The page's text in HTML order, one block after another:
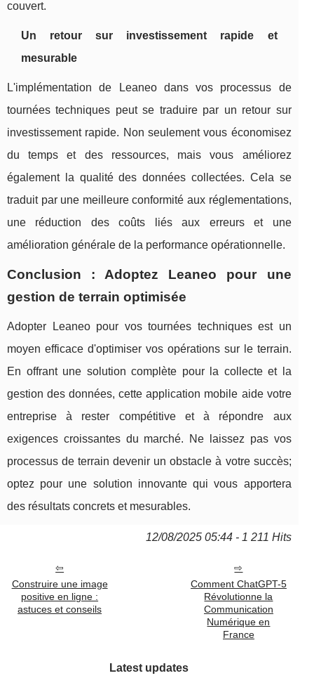
couvert.
Un retour sur investissement rapide et
mesurable
L'implémentation de Leaneo dans vos processus de
tournées techniques peut se traduire par un retour sur
investissement rapide. Non seulement vous économisez
du temps et des ressources, mais vous améliorez
également la qualité des données collectées. Cela se
traduit par une meilleure conformité aux réglementations,
une réduction des coûts liés aux erreurs et une
amélioration générale de la performance opérationnelle.
Conclusion : Adoptez Leaneo pour une
gestion de terrain optimisée
Adopter Leaneo pour vos tournées techniques est un
moyen efficace d'optimiser vos opérations sur le terrain.
En offrant une solution complète pour la collecte et la
gestion des données, cette application mobile aide votre
entreprise à rester compétitive et à répondre aux
exigences croissantes du marché. Ne laissez pas vos
processus de terrain devenir un obstacle à votre succès;
optez pour une solution innovante qui vous apportera
des résultats concrets et mesurables.
12/08/2025 05:44 - 1 211 Hits
Construire une image
positive en ligne :
astuces et conseils
Comment ChatGPT-5
Révolutionne la
Communication
Numérique en
France
Latest updates